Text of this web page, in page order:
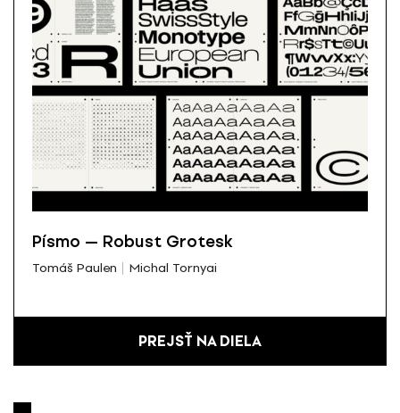
Písmo — Robust Grotesk
Tomáš Paulen Michal Tornyai
PREJSŤ NA DIELA